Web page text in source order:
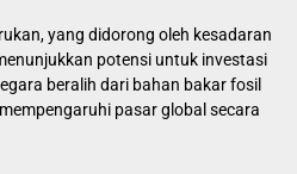
yang didorong oleh kesadaran
potensi untuk investasi
beralih dari bahan bakar fosil
pasar global secara